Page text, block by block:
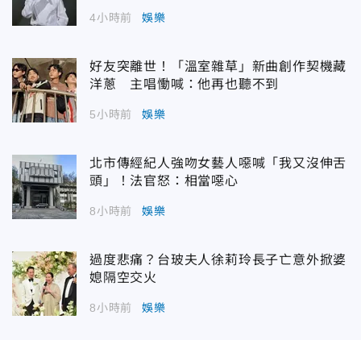
4小時前 娛樂
好友突離世！「溫室雜草」新曲創作契機藏
洋蔥 主唱慟喊：他再也聽不到
5小時前 娛樂
北市傳經紀人強吻女藝人噁喊「我又沒伸舌
頭」！法官怒：相當噁心
8小時前 娛樂
過度悲痛？台玻夫人徐莉玲長子亡意外掀婆
媳隔空交火
8小時前 娛樂